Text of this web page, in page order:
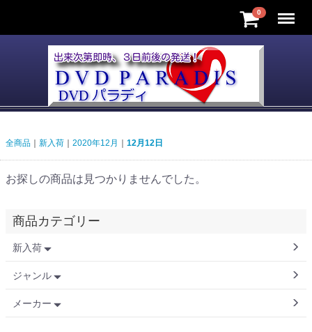
0 Menu
全商品 新入荷 2020年12月 12月12日
お探しの商品は見つかりませんでした。
商品カテゴリー
新入荷
ジャンル
メーカー